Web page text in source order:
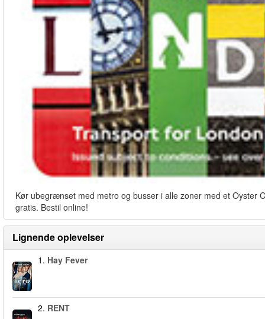
Kør ubegrænset med metro og busser i alle zoner med et Oyster
gratis. Bestil online!
Lignende oplevelser
1. Hay Fever
2. RENT